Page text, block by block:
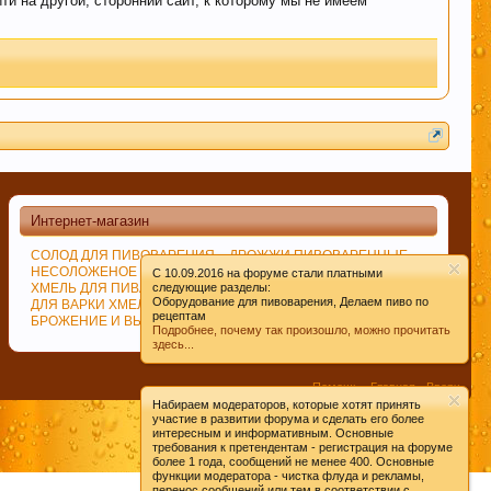
вызывает только вкус пива,
предотвратят рак.
с заболеваниями сердечно-
их профилактики
C 10.09.2016 на форуме стали платными
следующие разделы:
Оборудование для пивоварения, Делаем пиво по
рецептам
Подробнее, почему так произошло, можно прочитать
здесь...
Набираем модераторов, которые хотят принять
участие в развитии форума и сделать его более
интересным и информативным. Основные
требования к претендентам - регистрация на форуме
более 1 года, сообщений не менее 400. Основные
функции модератора - чистка флуда и рекламы,
Интернет-магазин
СОЛОД ДЛЯ ПИВОВАРЕНИЯ
НЕСОЛОЖЕНОЕ СЫРЬЁ
ХМЕЛЬ ДЛЯ ПИВА
ДЛЯ ВАРКИ ХМЕЛЯ
ДРОЖЖИ ПИВОВАРЕННЫЕ
СПЕЦИИ
ИЗМЕЛЬЧЕНИЕ СОЛОДА
ВАРКА СУСЛА
БРОЖЕНИЕ И ВЫДЕРЖКА ПИВА
Помощь Главная
Вверх
Условия и правила